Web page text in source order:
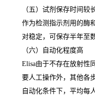
（五）试剂保存时间较
作为检测指示剂用的酶
对稳定，可保存半年至
（六）自动化程度高
Elisa由于不存在放射性
要人工操作外，其他各
自动化条件下，平均每